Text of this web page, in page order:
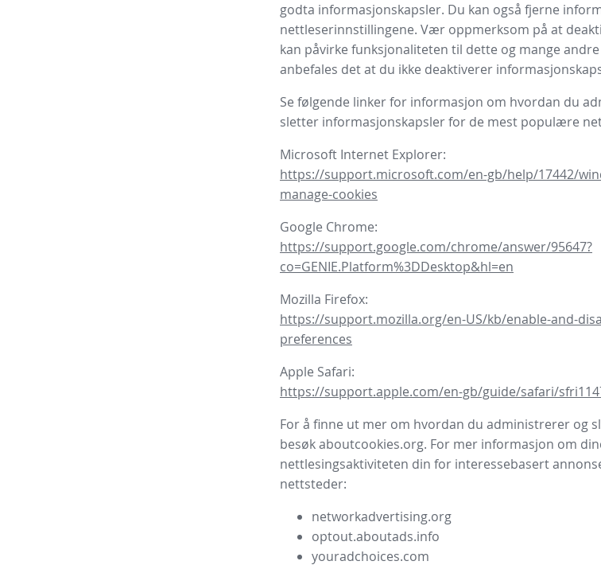
godta informasjonskapsler. Du kan også fjerne
nettleserinnstillingene. Vær oppmerksom på at
kan påvirke funksjonaliteten til dette og mange
anbefales det at du ikke deaktiverer
Se følgende linker for informasjon om hvordan du
sletter informasjonskapsler for de mest populære
Microsoft Internet Explorer:
https://support.microsoft.com/en-gb/help/17442/
manage-cookies
Google Chrome:
https://support.google.com/chrome/answer/95647?
co=GENIE.Platform%3DDesktop&hl=en
Mozilla Firefox:
https://support.mozilla.org/en-US/kb/enable-and-
preferences
Apple Safari:
https://support.apple.com/en-gb/guide/safari/
For å finne ut mer om hvordan du administrerer og
besøk aboutcookies.org. For mer informasjon om
nettlesingsaktiviteten din for interessebasert
nettsteder:
networkadvertising.org
optout.aboutads.info
youradchoices.com